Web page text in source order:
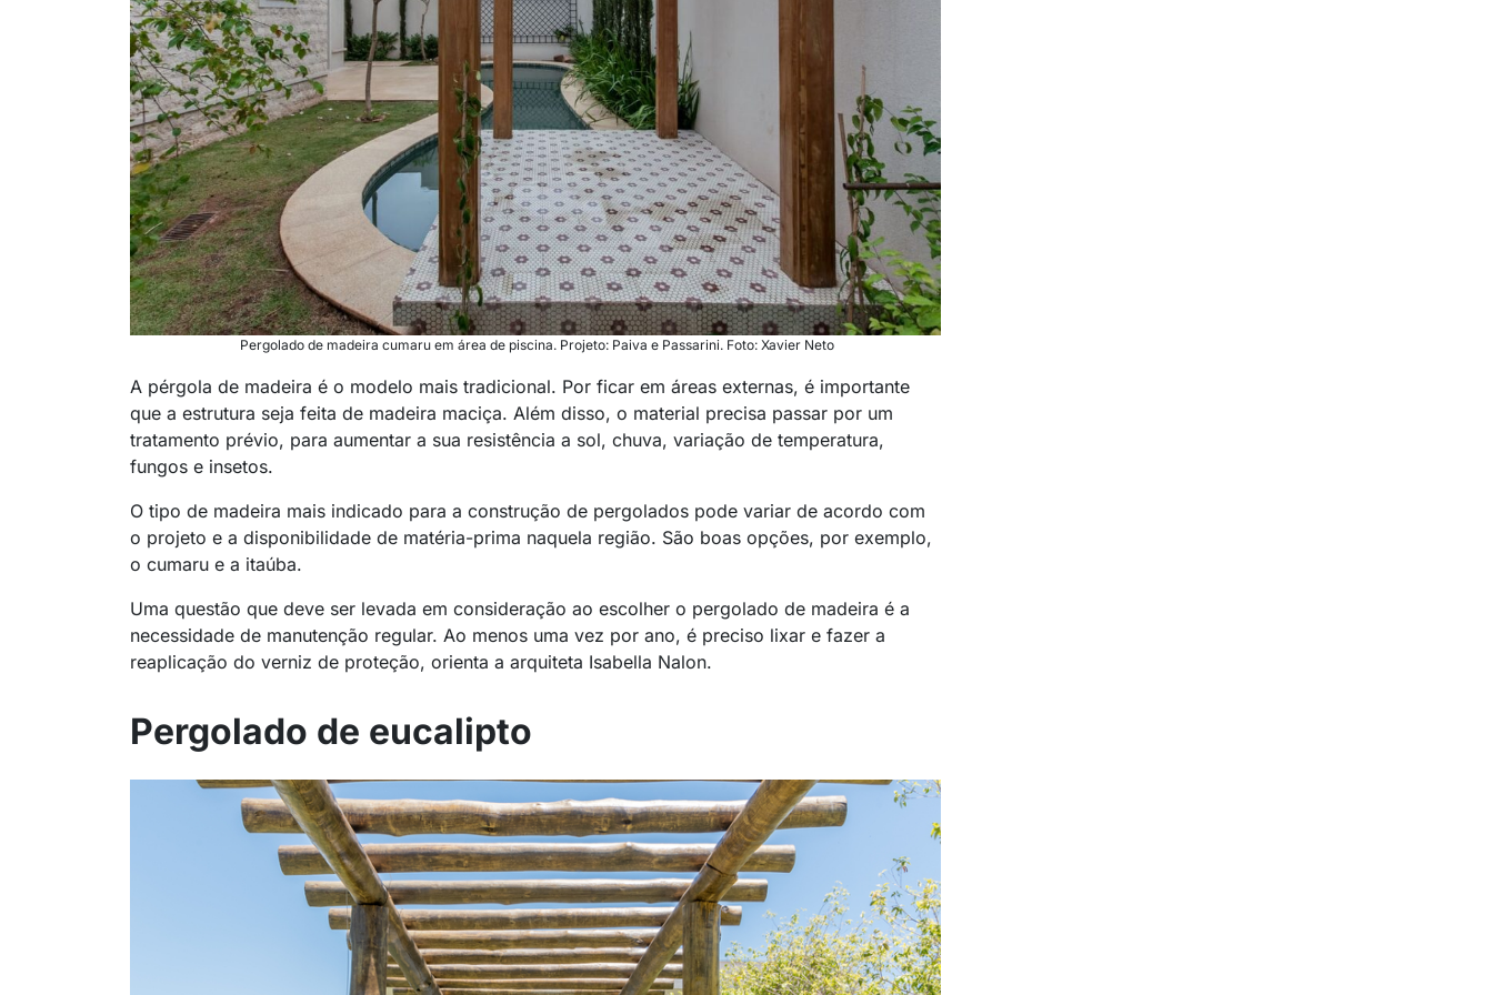
Pergolado de madeira cumaru em área de piscina. Projeto: Paiva e Passarini. Foto: Xavier Neto
A pérgola de madeira é o modelo mais tradicional. Por ficar em áreas externas, é importante
que a estrutura seja feita de madeira maciça. Além disso, o material precisa passar por um
tratamento prévio, para aumentar a sua resistência a sol, chuva, variação de temperatura,
fungos e insetos.
O tipo de madeira mais indicado para a construção de pergolados pode variar de acordo com
o projeto e a disponibilidade de matéria-prima naquela região. São boas opções, por exemplo,
o cumaru e a itaúba.
Uma questão que deve ser levada em consideração ao escolher o pergolado de madeira é a
necessidade de manutenção regular. Ao menos uma vez por ano, é preciso lixar e fazer a
reaplicação do verniz de proteção, orienta a arquiteta Isabella Nalon.
Pergolado de eucalipto